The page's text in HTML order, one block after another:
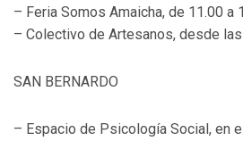
– Feria Somos Amaicha, de 11.00 a
– Colectivo de Artesanos, desde las
SAN BERNARDO
– Espacio de Psicología Social, en